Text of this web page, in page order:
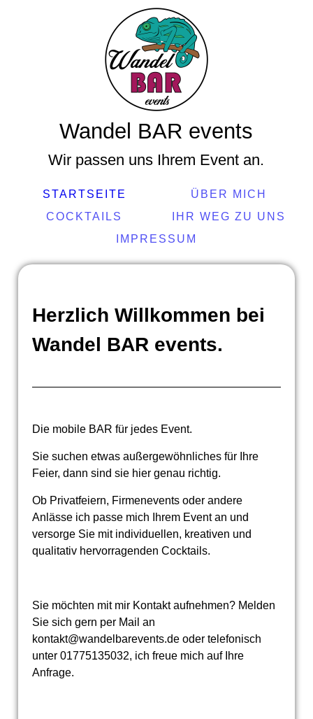
Wandel BAR events
Wir passen uns Ihrem Event an.
STARTSEITE
ÜBER MICH
COCKTAILS
IHR WEG ZU UNS
IMPRESSUM
Herzlich Willkommen bei
Wandel BAR events.
Die mobile BAR für jedes Event.
Sie suchen etwas außergewöhnliches für Ihre
Feier, dann sind sie hier genau richtig.
Ob Privatfeiern, Firmenevents oder andere
Anlässe ich passe mich Ihrem Event an und
versorge Sie mit individuellen, kreativen und
qualitativ hervorragenden Cocktails.
Sie möchten mit mir Kontakt aufnehmen? Melden
Sie sich gern per Mail an
kontakt@wandelbarevents.de oder telefonisch
unter 01775135032, ich freue mich auf Ihre
Anfrage.